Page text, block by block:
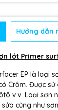
Hướng dẫn
lót Primer
EP là loại
Crôm. Được
v.v. Loại sơn
cũng như